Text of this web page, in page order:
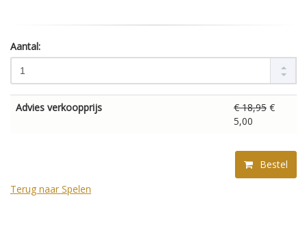
Aantal:
Advies verkoopprijs € 18,95 €
5,00
Bestel
Terug naar Spelen